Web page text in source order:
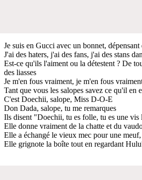
Je suis en Gucci avec un bonnet, dépensant
J'ai des haters, j'ai des fans, j'ai des stans
Est-ce qu'ils l'aiment ou la détestent ? De
des liasses
Je m'en fous vraiment, je m'en fous
Tant que vous les salopes savez ce qu'il en
C'est Doechii, salope, Miss D-O-E
Don Dada, salope, tu me remarques
Ils disent "Doechii, tu es folle, tu es une vis
Elle donne vraiment de la chatte et du
Elle a échangé le vieux mec pour une
Elle grignote la boîte tout en regardant